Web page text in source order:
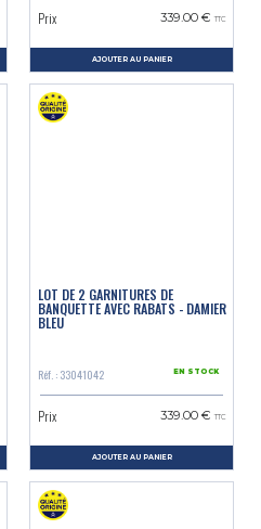
Prix 339.00 € TTC
AJOUTER AU PANIER
LOT DE 2 GARNITURES DE
BANQUETTE AVEC RABATS - DAMIER
BLEU
Réf. : 33041042 EN STOCK
Prix 339.00 € TTC
AJOUTER AU PANIER